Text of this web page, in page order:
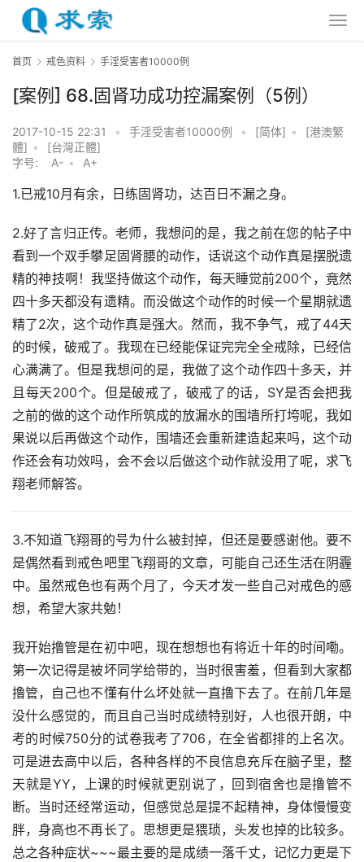
首页 戒色资料 手淫受害者10000例
[案例] 68.固肾功成功控漏案例（5例）
2017-10-15 22:31 • 手淫受害者10000例 • [简体] •
[港澳繁
體] •
[台灣正體]
字号:
A- • A+
1.已戒10月有余，日练固肾功，达百日不漏之身。
2.好了言归正传。老师，我想问的是，我之前在您的帖子中
看到一个双手攀足固肾腰的动作，话说这个动作真是摆脱遗
精的神技啊！我坚持做这个动作，每天睡觉前200个，竟然
四十多天都没有遗精。而没做这个动作的时候一个星期就遗
精了2次，这个动作真是强大。然而，我不争气，戒了44天
的时候，破戒了。我现在已经能保证完完全全戒除，已经信
心满满了。但是我想问的是，我做了这个动作四十多天，并
且每天200个。但是破戒了，破戒了的话，SY是否会把我
之前的做的这个动作所筑成的放漏水的围墙所打垮呢，我如
果说以后再做这个动作，围墙还会重新建造起来吗，这个动
作还会有功效吗，会不会以后做这个动作就没用了呢，求飞
翔老师解答。
3.不知道飞翔哥的号为什么被封掉，但还是要感谢他。要不
是偶然看到戒色吧里飞翔哥的文章，可能自己还生活在阴霾
中。虽然戒色也有两个月了，今天才发一些自己对戒色的感
想，希望大家共勉！
我开始撸管是在初中吧，现在想想也有将近十年的时间嘞。
第一次记得是被坏同学给带的，当时很害羞，但看到大家都
撸管，自己也不懂有什么坏处就一直撸下去了。在前几年是
没什么感觉的，而且自己当时成绩特别好，人也很开朗，中
考的时候750分的试卷我考了706，在全省都排的上名次。
可是进去高中以后，各种各样的不良信息充斥在脑子里，整
天就是YY，上课的时候就更别说了，回到宿舍也是撸管不
断。当时还经常运动，但感觉总是提不起精神，身体慢慢变
胖，身高也不再长了。思想更是猥琐，头发也掉的比较多。
总之各种症状~~~最主要的是成绩一落千丈，记忆力更是下